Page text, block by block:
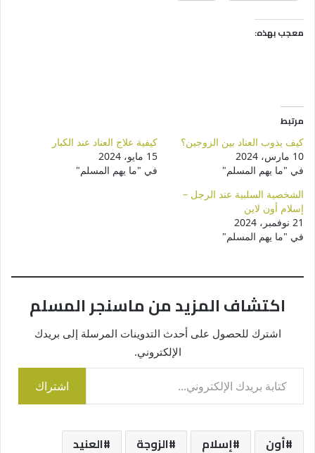
معجب بهذه:
مرتبط
كيف يذوب العناد بين الزوجين؟
10 مارس، 2024
في "ما يهم المسلم"
كيفية علاج العناد عند الكبار
15 مايو، 2024
في "ما يهم المسلم"
الشخصية السلبية عند الرجل –
إسلام أون لاين
21 نوفمبر، 2024
في "ما يهم المسلم"
اكتشاف المزيد من ماسنجر المسلم
اشترك للحصول على أحدث التدوينات المرسلة إلى بريدك
الإلكتروني.
كتابة بريدك الإلكتروني...
اشتراك
أون إسلام الزوجة العنيد